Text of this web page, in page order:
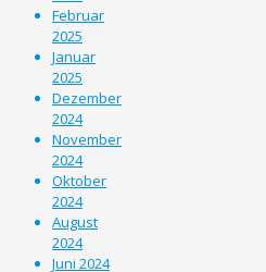
Februar
2025
Januar
2025
Dezember
2024
November
2024
Oktober
2024
August
2024
Juni 2024